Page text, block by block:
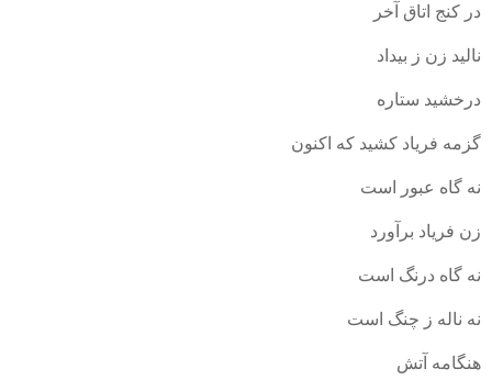
در كنج اتاق آخر
ناليد زن ز بيداد
درخشيد ستاره
گزمه فرياد كشيد كه اكنون
نه گاه عبور است
زن فرياد برآورد
نه گاه درنگ است
نه ناله ز چنگ است
هنگامه آتش